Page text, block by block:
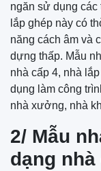
ngăn sử dụng các
lắp ghép này có
năng cách âm và
dựng thấp. Mẫu
nhà cấp 4, nhà
dụng làm công
nhà xưởng, nhà
2/ Mẫu
dạng